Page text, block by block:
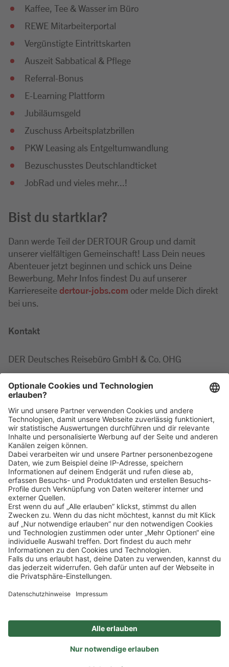
Kaffee, Tee & Wasser im Büro
REWE Mitarbeiterportal
Vergünstigte Eintrittskarten
Auszeit Sabbatical & Pflege
Referral-Bonus
E-Learning Plattform
Jubiläumsgeld
Zuschuss Arbeitsplatzbrillen
PKW Leasing als Entgeltumwandlung
Bezuschusstes Deutschlandticket
JobRad und vieles mehr...!
Bist du startklar?
Dann werde Teil der DERTOUR Group und damit
unserer vielfältigen Gemeinschaft! Lass Dein neues
Abenteuer jetzt beginnen und schick uns Deine
Bewerbung. Mehr Infos findest Du auf unserer
Karriereseitedertour-jobs.com oder melde Dich direkt
bei uns.
Kontakt
DER Deutsches Reisebüro GmbH & Co. OHG
Marie-LuiseMinor
Tel: +49 2203 42687
Klickehier, um alle offenen Jobs zu sehen.
Impressum Datenschutz
Privatsphäre-Einstellungen
FAQ
Veranstaltungen
Sitemap